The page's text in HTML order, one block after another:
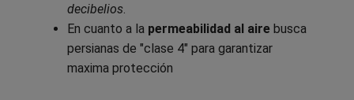
decibelios
En cuanto a la permeabilidad al aire busca
persianas de "clase 4" para garantizar
maxima protección